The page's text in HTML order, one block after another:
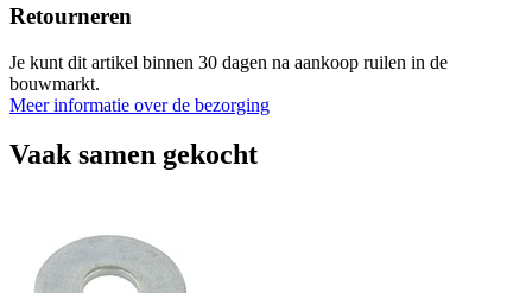
Retourneren
Je kunt dit artikel binnen 30 dagen na aankoop ruilen in de
bouwmarkt.
Meer informatie over de bezorging
Vaak samen gekocht